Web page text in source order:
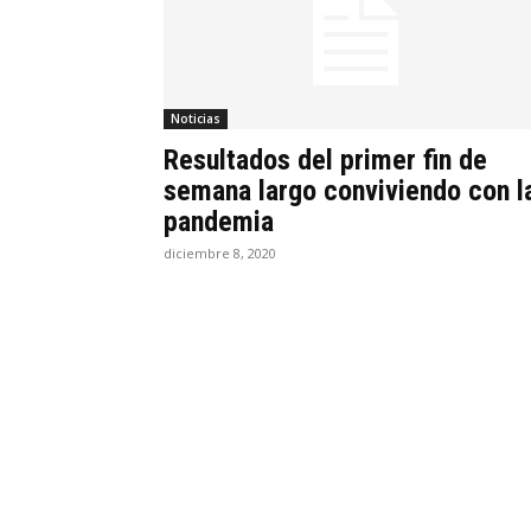
Noticias
Resultados del primer fin de
semana largo conviviendo con
pandemia
diciembre 8, 2020